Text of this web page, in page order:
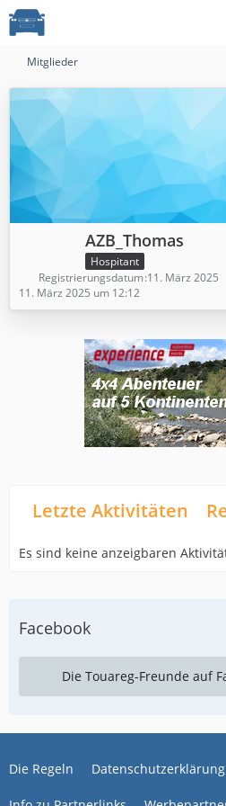
Mitglieder
AZB_Thomas
Hospitant
Registrierungsdatum 11. März 2025
11. März 2025 um 12:12
Letzte Aktivitäten
Es sind keine anzeigbaren
Facebook
Die Touareg-Freunde auf
Die Regeln Datenschutzerklärung